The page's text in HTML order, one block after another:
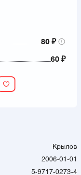
80 ₽
60 ₽
Крылов
2006-01-01
5-9717-0273-4